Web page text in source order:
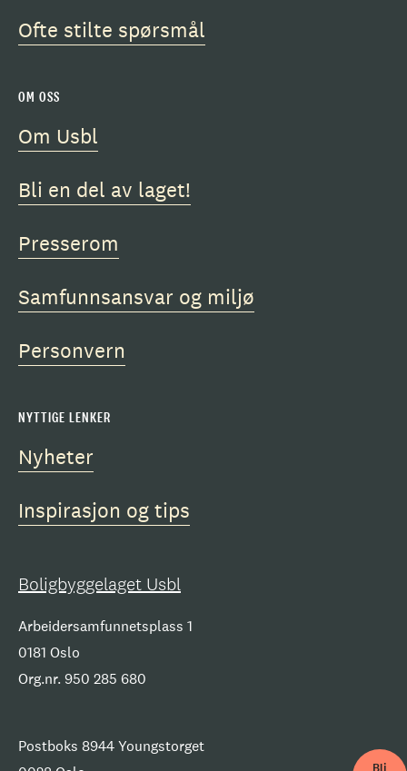
Ofte stilte spørsmål
OM OSS
Om Usbl
Bli en del av laget!
Presserom
Samfunnsansvar og miljø
Personvern
NYTTIGE LENKER
Nyheter
Inspirasjon og tips
Boligbyggelaget Usbl
Arbeidersamfunnetsplass 1
0181 Oslo
Org.nr. 950 285 680
Postboks 8944 Youngstorget